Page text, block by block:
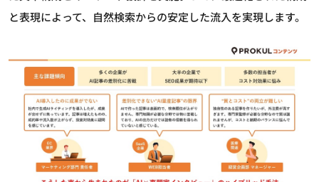
と表現によって、自然検索からの安定した流入を実現します。